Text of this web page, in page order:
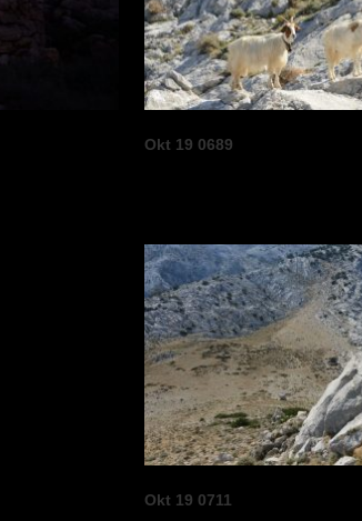
Okt 19 0689
Okt 19 0711